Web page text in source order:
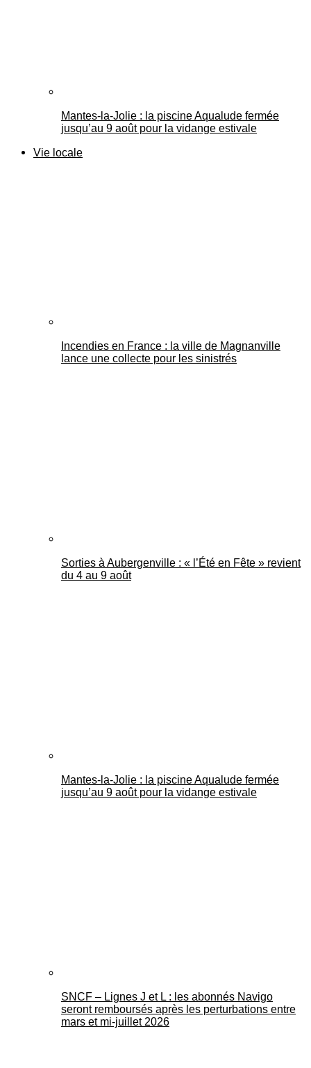
Mantes-la-Jolie : la piscine Aqualude fermée
jusqu’au 9 août pour la vidange estivale
Vie locale
Incendies en France : la ville de Magnanville
lance une collecte pour les sinistrés
Sorties à Aubergenville : « l’Été en Fête » revient
du 4 au 9 août
Mantes-la-Jolie : la piscine Aqualude fermée
jusqu’au 9 août pour la vidange estivale
SNCF – Lignes J et L : les abonnés Navigo
seront remboursés après les perturbations entre
mars et mi-juillet 2026